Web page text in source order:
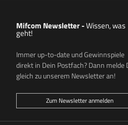
Mifcom Newsletter -Wissen, was
geht!
Immer up-to-date und Gewinnspiele
direkt in Dein Postfach? Dann melde
gleich zu unserem Newsletter an!
Zum Newsletter anmelden